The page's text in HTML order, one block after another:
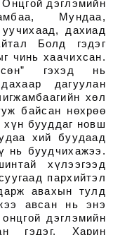
дэглэмийн
Мундаа,
дахиад
Болд гэдэг
чинь хаачихсан.
гэхэд нь
дагуулан
хөл
байсан нөхрөө
бууддаг новш
хий буудаад
нь буудчихажээ.
хүлээгээд
пархийтэл
авахын тулд
авсан нь энэ
дэглэмийн
гэдэг. Харин